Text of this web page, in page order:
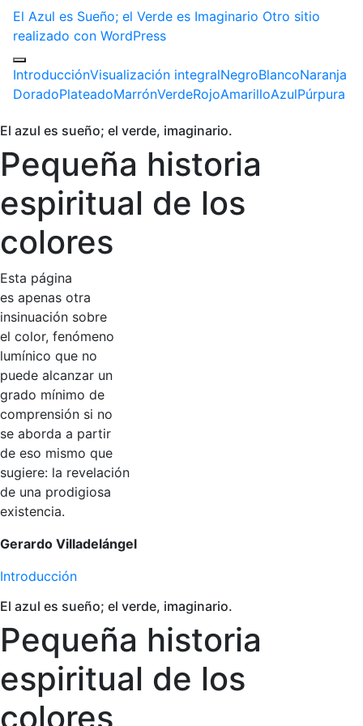
El Azul es Sueño; el Verde es Imaginario Otro sitio
realizado con WordPress
IntroducciónVisualización integralNegroBlancoNaranja
DoradoPlateadoMarrónVerdeRojoAmarilloAzulPúrpura
El azul es sueño; el verde, imaginario.
Pequeña historia
espiritual de los
colores
Esta página
es apenas otra
insinuación sobre
el color, fenómeno
lumínico que no
puede alcanzar un
grado mínimo de
comprensión si no
se aborda a partir
de eso mismo que
sugiere: la revelación
de una prodigiosa
existencia.
Gerardo Villadelángel
Introducción
El azul es sueño; el verde, imaginario.
Pequeña historia
espiritual de los
colores